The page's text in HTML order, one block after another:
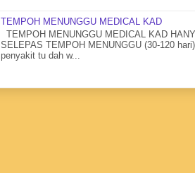
TEMPOH MENUNGGU MEDICAL KAD
TEMPOH MENUNGGU MEDICAL KAD
SELEPAS TEMPOH MENUNGGU (30-120
penyakit tu dah w...